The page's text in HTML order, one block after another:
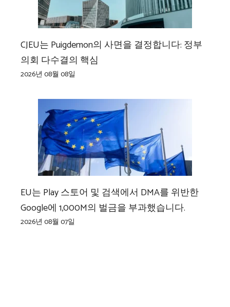
CJEU는 Puigdemon의 사면을 결정합니다: 정부
의회 다수결의 핵심
2026년 08월 08일
EU는 Play 스토어 및 검색에서 DMA를 위반한
Google에 1,000M의 벌금을 부과했습니다.
2026년 08월 07일